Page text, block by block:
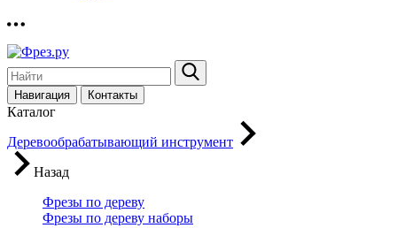
Навигация Контакты
Каталог
Деревообрабатывающий инструмент
Назад
Фрезы по дереву
Фрезы по дереву наборы